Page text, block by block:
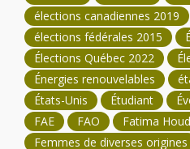
élections canadiennes 2019
élections fédérales 2015
Élections Québec 2022
Énergies renouvelables
États-Unis
Étudiant
FAE
FAO Fatima
Femmes de diverses origines